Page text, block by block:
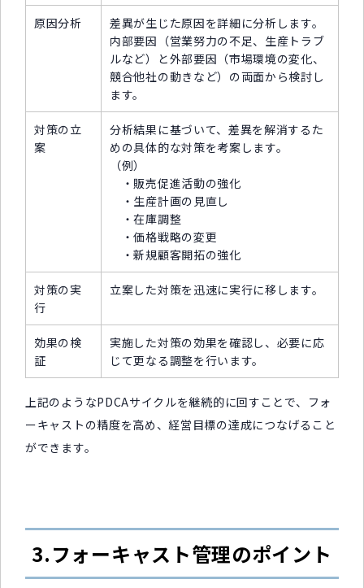
原因分析
差異が生じた原因を詳細に分析します。
内部要因（営業努力の不足、生産トラブ
ルなど）と外部要因（市場環境の変化、
競合他社の動きなど）の両面から検討し
ます。
対策の立
案
分析結果に基づいて、差異を解消するた
めの具体的な対策を考案します。
（例）
・販売促進活動の強化
・生産計画の見直し
・在庫調整
・価格戦略の変更
・新規顧客開拓の強化
対策の実
行
立案した対策を迅速に実行に移します。
効果の検
証
実施した対策の効果を確認し、必要に応
じて更なる調整を行います。
上記のようなPDCAサイクルを継続的に回すことで、フォ
ーキャストの精度を高め、経営目標の達成につなげること
ができます。
3.フォーキャスト管理のポイント